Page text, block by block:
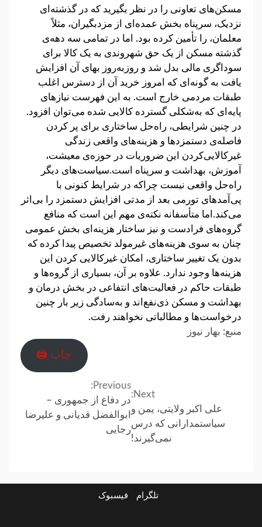
مسکن‌های تعاونی را در نظر بگیرید که در گذشته‌ای
نزدیک، سرپناه بخش عمده‌ای از مزدبگیران، مثلاً
معلمان، را تأمین کرده بود. اما در تمامی سه دهه‌ی
گذشته مسکن از یک حق شهروندی به یک کالا برای
سوداگری مالی بدل شد و روزبه‌روز بهای آن افزایش
یافت به گونه‌ای که امروز خرید آن از دسترس اغلب
طبقات مردمی خارج است. به این فهرست نیازهای
پایه‌ای که به‌شکلی گسترده کالایی شده می‌توان افزود.
در چنین شرایطی، راه‌حل ساختاری برای پر کردن
فاصله‌ی دستمزدها و هزینه‌های واقعی زندگی
غیرکالایی‌کردن این ضروریات در حوزه‌ی معیشت،
آموزش، بهداشت و سرپناه است.سیاست‌های دیگر
راه‌حل واقعی نیست چراکه در شرایط کنونی با
پی‌آمدهای تورمی بعد از مدتی افزایش دستمزد را بی‌اثر
می‌کند.اما متأسفانه نکته‌ی مهم این است که منافع
گروه‌های فرادست و نیز ساختار هزینه‌ای بخش عمومی
چنان به سوی هزینه‌های غیرمولد تخصیص پیدا کرده که
بدون یک تغییر ساختاری، امکان غیرکالایی کردن این
هزینه‌ها وجود ندارد. علاوه بر آن، بسیاری از گروه‌ها و
طبقات حاکم در فعالیت‌های انتفاعی در بخش درمان و
بهداشت و مسکن ذی‌نفع‌اند و به‌سادگی زیر بار چنین
درخواست‌ها و مطالباتی نخواهند رفت.
منبع: بهار نیوز
چاپ 🖨
Reading
Previous:
در دفاع از جمهوری –
ابوالفضل قدیانی و علیرضا
رجایی
Next:
علی اکبر ولایتی، یمن و
سیاستمدارانی که درس
نمی‌گیرند!
تلگرام فیسبوک